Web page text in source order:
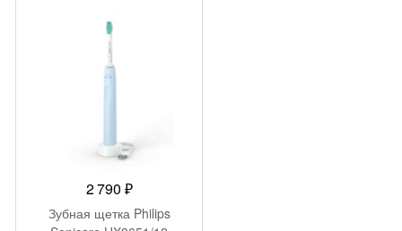
2 790 ₽
Зубная щетка Philips